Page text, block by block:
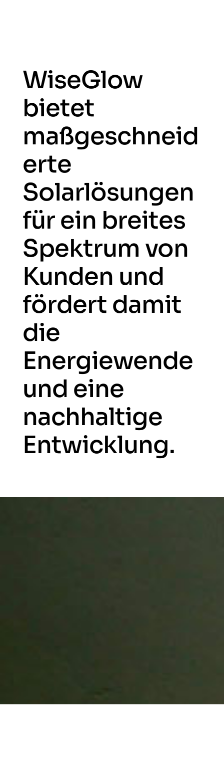
WiseGlow
bietet
maßgeschneid
erte
Solarlösungen
für ein breites
Spektrum von
Kunden und
fördert damit
die
Energiewende
und eine
nachhaltige
Entwicklung.